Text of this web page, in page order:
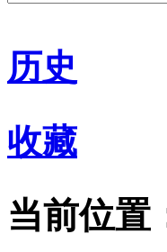
历史
收藏
当前位置